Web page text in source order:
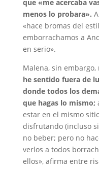
que «me acercaba
menos lo probara».
«hace bromas del
emborrachamos a
en serio».
Malena, sin
he sentido fuera de
donde todos los
que hagas lo mismo;
estar en el mismo
disfrutando (incluso
no beber; pero no
verlos a todos
ellos», afirma entre